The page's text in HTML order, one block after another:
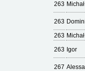
263 Michał
263
263 Michał
263 Igor
267